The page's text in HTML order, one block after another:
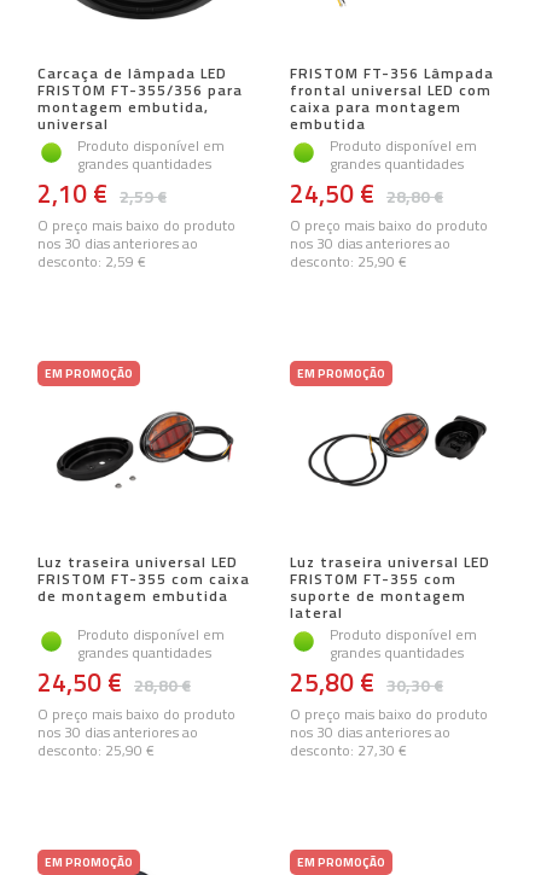
Carcaça de lâmpada LED
FRISTOM FT-355/356 para
montagem embutida,
universal
Produto disponível em
grandes quantidades
2,59 €
2,10 €
O preço mais baixo do produto
nos 30 dias anteriores ao
desconto: 2,59 €
FRISTOM FT-356 Lâmpada
frontal universal LED com
caixa para montagem
embutida
Produto disponível em
grandes quantidades
28,80 €
24,50 €
O preço mais baixo do produto
nos 30 dias anteriores ao
desconto: 25,90 €
EM PROMOÇÃO
Luz traseira universal LED
FRISTOM FT-355 com caixa
de montagem embutida
Produto disponível em
grandes quantidades
28,80 €
24,50 €
O preço mais baixo do produto
nos 30 dias anteriores ao
desconto: 25,90 €
EM PROMOÇÃO
Luz traseira universal LED
FRISTOM FT-355 com
suporte de montagem
lateral
Produto disponível em
grandes quantidades
30,30 €
25,80 €
O preço mais baixo do produto
nos 30 dias anteriores ao
desconto: 27,30 €
EM PROMOÇÃO EM PROMOÇÃO